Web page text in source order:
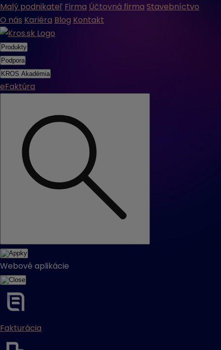
Malý podnikateľ Firma Účtovná firma Stavebníctvo
O nás Kariéra Blog Kontakt
Produkty
Podpora
KROS Akadémia
eFaktúra
Webové aplikácie
Fakturácia